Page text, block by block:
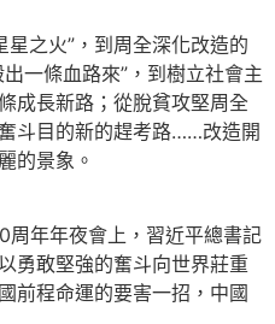
之火”，到周全深化改造的
一條血路來”，到樹立社會主
成長新路；從脫貧攻堅周全
斗目的新的趕考路……改造開
的景象。
年年夜會上，習近平總書記
勇敢堅強的奮斗向世界莊重
前程命運的要害一招，中國